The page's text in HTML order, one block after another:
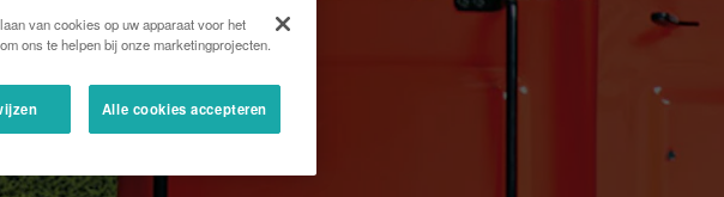
van cookies op uw apparaat voor het
ons te helpen bij onze marketingprojecten.
Alle cookies accepteren